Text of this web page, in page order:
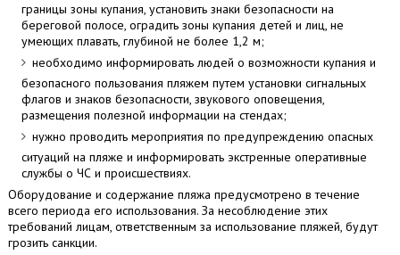
границы зоны купания, установить знаки безопасности на
береговой полосе, оградить зоны купания детей и лиц, не
умеющих плавать, глубиной не более 1,2 м;
необходимо информировать людей о возможности купания и
безопасного пользования пляжем путем установки сигнальных
флагов и знаков безопасности, звукового оповещения,
размещения полезной информации на стендах;
нужно проводить мероприятия по предупреждению опасных
ситуаций на пляже и информировать экстренные оперативные
службы о ЧС и происшествиях.
Оборудование и содержание пляжа предусмотрено в течение
всего периода его использования. За несоблюдение этих
требований лицам, ответственным за использование пляжей, будут
грозить санкции.